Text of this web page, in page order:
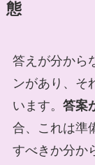
態
答えが分から
ンがあり、そ
います。 答案
合、これは準
すべきか分か